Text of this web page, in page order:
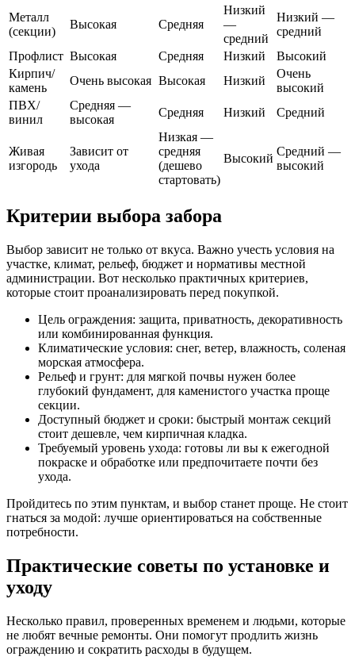
Металл
(секции)
Высокая Средняя
Низкий
—
средний
Низкий —
средний
Профлист Высокая Средняя Низкий
Высокий
Кирпич/
камень
Очень высокая Высокая Низкий
Очень
высокий
ПВХ/
винил
Средняя —
высокая
Средняя Низкий Средний
Живая
изгородь
Зависит от
ухода
Низкая —
средняя
(дешево
стартовать)
Высокий
Средний —
высокий
Критерии выбора забора
Выбор зависит не только от вкуса. Важно учесть условия на
участке, климат, рельеф, бюджет и нормативы местной
администрации. Вот несколько практичных критериев,
которые стоит проанализировать перед покупкой.
Цель ограждения: защита, приватность, декоративность
или комбинированная функция.
Климатические условия: снег, ветер, влажность, соленая
морская атмосфера.
Рельеф и грунт: для мягкой почвы нужен более
глубокий фундамент, для каменистого участка проще
секции.
Доступный бюджет и сроки: быстрый монтаж секций
стоит дешевле, чем кирпичная кладка.
Требуемый уровень ухода: готовы ли вы к ежегодной
покраске и обработке или предпочитаете почти без
ухода.
Пройдитесь по этим пунктам, и выбор станет проще. Не стоит
гнаться за модой: лучше ориентироваться на собственные
потребности.
Практические советы по установке и
уходу
Несколько правил, проверенных временем и людьми, которые
не любят вечные ремонты. Они помогут продлить жизнь
ограждению и сократить расходы в будущем.